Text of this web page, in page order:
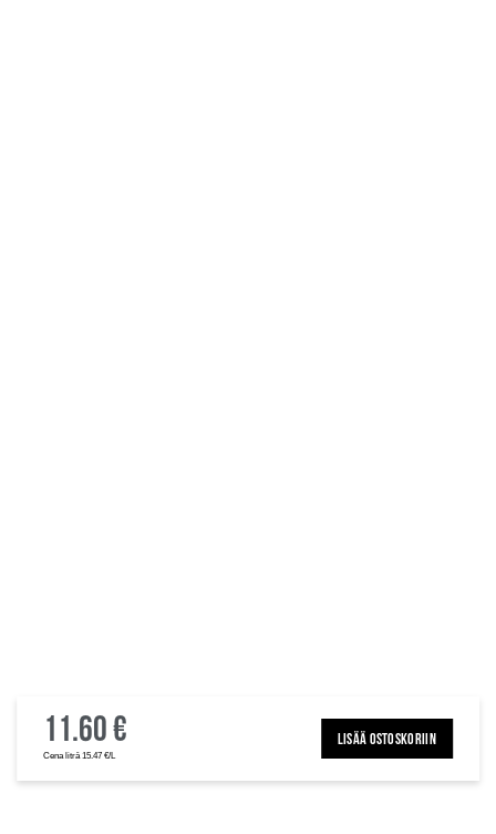
11.60 €
Cena litrā 15.47 €/L
LISÄÄ OSTOSKORIIN